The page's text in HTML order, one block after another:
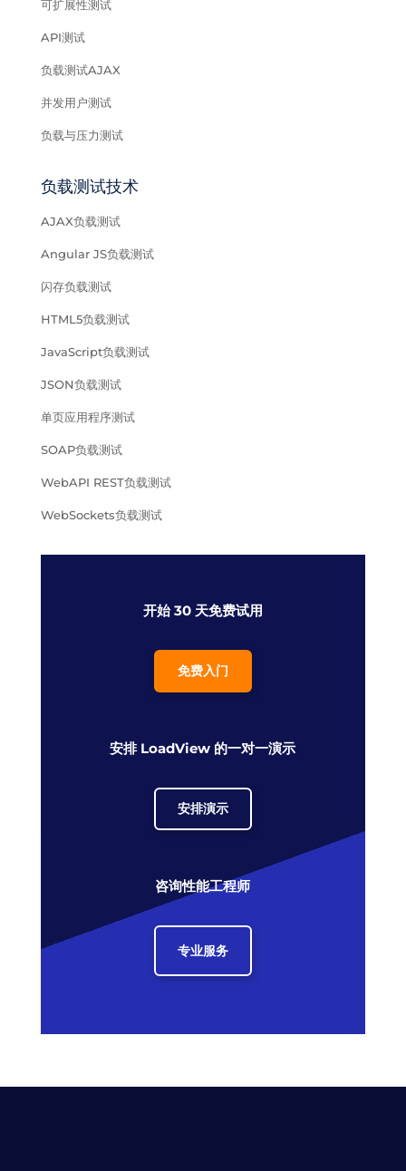
可扩展性测试
API测试
负载测试AJAX
并发用户测试
负载与压力测试
负载测试技术
AJAX负载测试
Angular JS负载测试
闪存负载测试
HTML5负载测试
JavaScript负载测试
JSON负载测试
单页应用程序测试
SOAP负载测试
WebAPI REST负载测试
WebSockets负载测试
开始 30 天免费试用
免费入门
安排 LoadView 的一对一演示
安排演示
咨询性能工程师
专业服务